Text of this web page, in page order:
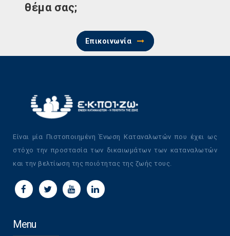
θέμα σας;
Επικοινωνία
Είναι μία Πιστοποιημένη Ένωση Καταναλωτών που έχει ως
στόχο την προστασία των δικαιωμάτων των καταναλωτών
και την βελτίωση της ποιότητας της ζωής τους.
Menu